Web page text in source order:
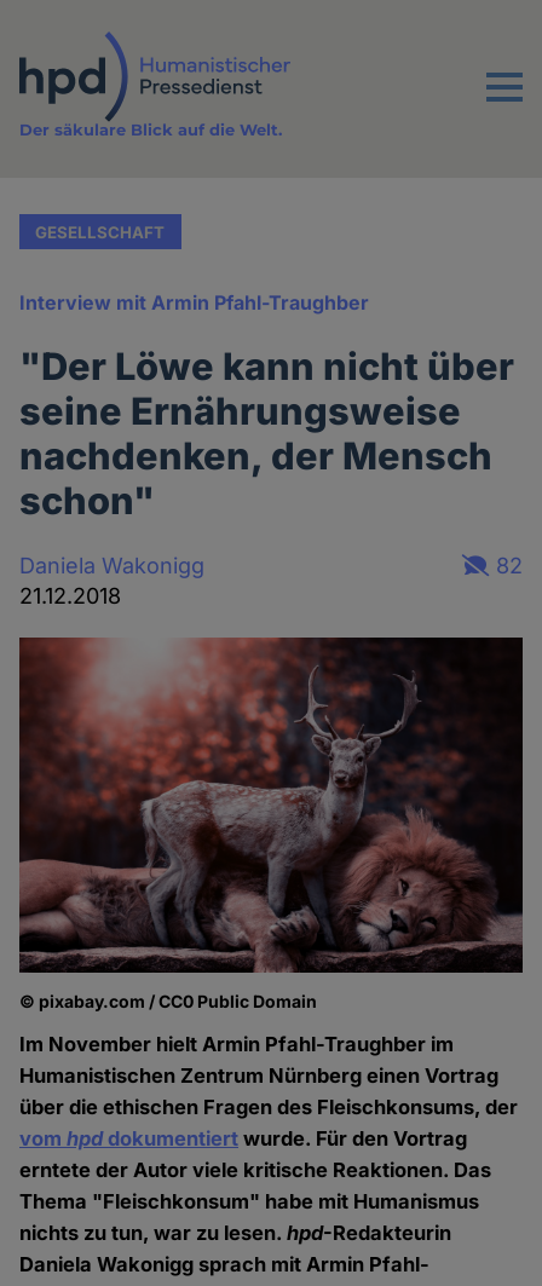
Inhalt
Menu
Der säkulare Blick auf die Welt.
GESELLSCHAFT
Interview mit Armin Pfahl-Traughber
"Der Löwe kann nicht über
seine Ernährungsweise
nachdenken, der Mensch
schon"
Daniela Wakonigg
21.12.2018
82
© pixabay.com / CC0 Public Domain
Im November hielt Armin Pfahl-Traughber im
Humanistischen Zentrum Nürnberg einen Vortrag
über die ethischen Fragen des Fleischkonsums, der
vomhpddokumentiert wurde. Für den Vortrag
erntete der Autor viele kritische Reaktionen. Das
Thema "Fleischkonsum" habe mit Humanismus
nichts zu tun, war zu lesen.hpd-Redakteurin
Daniela Wakonigg sprach mit Armin Pfahl-